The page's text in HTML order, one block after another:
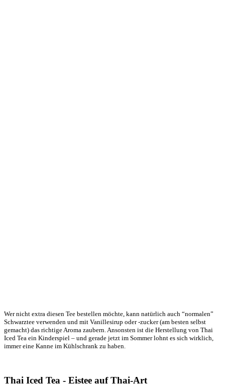
Wer nicht extra diesen Tee bestellen möchte, kann natürlich auch “normalen”
Schwarztee verwenden und mit Vanillesirup oder -zucker (am besten selbst
gemacht) das richtige Aroma zaubern. Ansonsten ist die Herstellung von Thai
Iced Tea ein Kinderspiel – und gerade jetzt im Sommer lohnt es sich wirklich,
immer eine Kanne im Kühlschrank zu haben.
Thai Iced Tea - Eistee auf Thai-Art